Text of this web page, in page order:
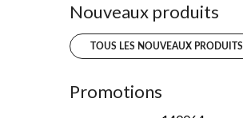
Nouveaux produits
TOUS LES NOUVEAUX PRODUITS
Promotions